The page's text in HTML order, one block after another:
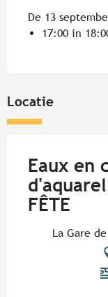
De 13
17:00 in
Locatie
Eaux en
FÊTE
La Gare